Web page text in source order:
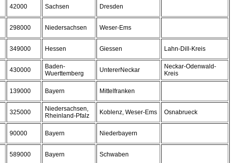
42000 Sachsen Dresden
298000 Niedersachsen Weser-Ems
349000 Hessen Giessen Lahn-Dill-Kreis
430000
Baden-
Wuerttemberg
UntererNeckar
Neckar-Odenwald-
Kreis
139000 Bayern Mittelfranken
325000
Niedersachsen,
Rheinland-Pfalz
Koblenz, Weser-Ems Osnabrueck
90000 Bayern Niederbayern
589000 Bayern Schwaben